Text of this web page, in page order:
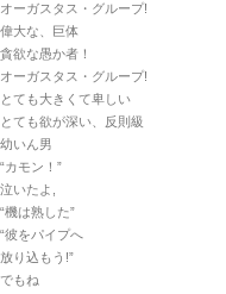
オーガスタス・グループ!
偉大な、巨体
貪欲な愚か者！
オーガスタス・グループ!
とても大きくて卑しい
とても欲が深い、反則級
幼いん男
“カモン！”
泣いたよ,
“機は熟した”
“彼をパイプへ
放り込もう!”
でもね